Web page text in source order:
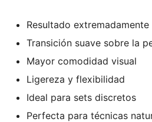
Resultado extremadamente
Transición suave sobre la
Mayor comodidad visual
Ligereza y flexibilidad
Ideal para sets discretos
Perfecta para técnicas